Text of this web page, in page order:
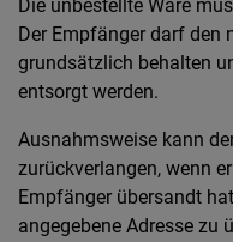
Die unbestellte Ware
Der Empfänger darf den
grundsätzlich behalten
entsorgt werden.
Ausnahmsweise kann
zurückverlangen, wenn
Empfänger übersandt
angegebene Adresse zu